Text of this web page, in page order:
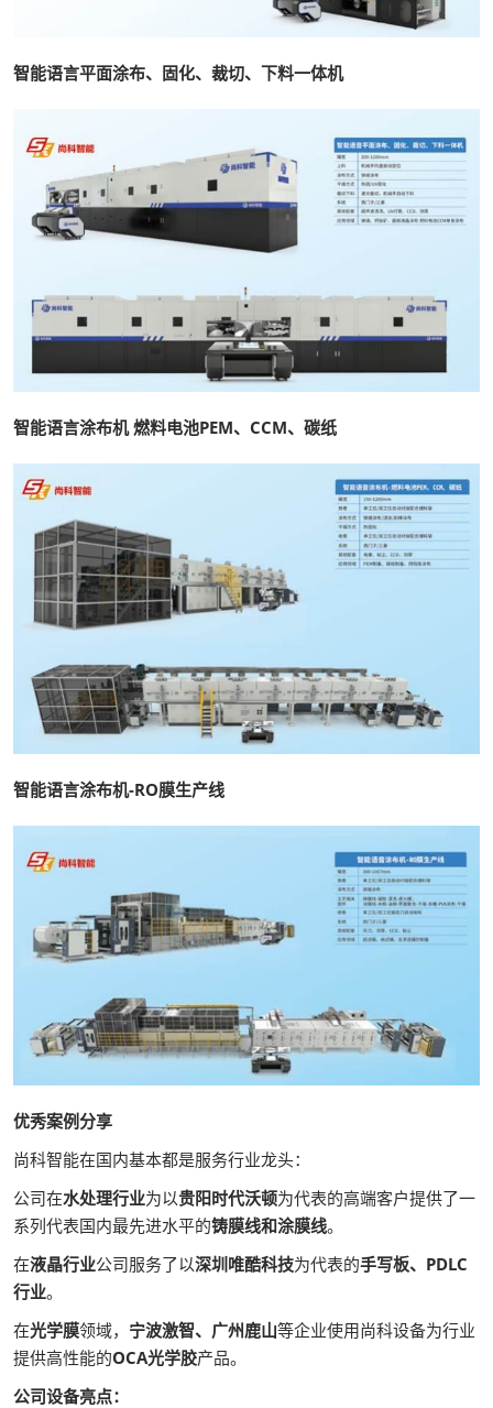
智能语言平面涂布、固化、裁切、下料一体机
智能语言涂布机 燃料电池PEM、CCM、碳纸
智能语言涂布机-RO膜生产线
优秀案例分享
尚科智能在国内基本都是服务行业龙头：
公司在水处理行业为以贵阳时代沃顿为代表的高端客户提供了一
系列代表国内最先进水平的铸膜线和涂膜线。
在液晶行业公司服务了以深圳唯酷科技为代表的手写板、PDLC
行业。
在光学膜领域， 宁波激智、广州鹿山等企业使用尚科设备为行业
提供高性能的OCA光学胶产品。
公司设备亮点：